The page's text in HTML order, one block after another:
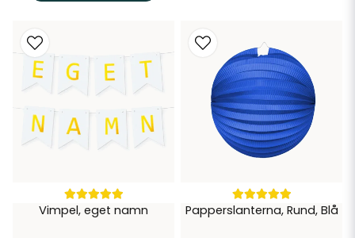
Vimpel, eget namn Papperslanterna, Rund, Blå